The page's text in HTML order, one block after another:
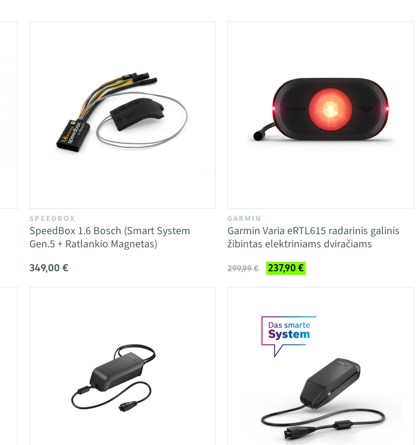
SPEEDBOX
SpeedBox 1.6 Bosch (Smart System
Gen.5 + Ratlankio Magnetas)
349,00 €
GARMIN
Garmin Varia eRTL615 radarinis galinis
žibintas elektriniams dviračiams
299,99 € 237,90 €